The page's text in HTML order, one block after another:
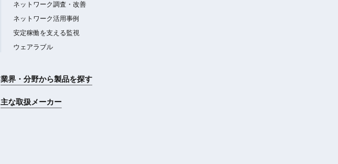
ネットワーク調査・改善
ネットワーク活用事例
安定稼働を支える監視
ウェアラブル
業界・分野から製品を探す
主な取扱メーカー